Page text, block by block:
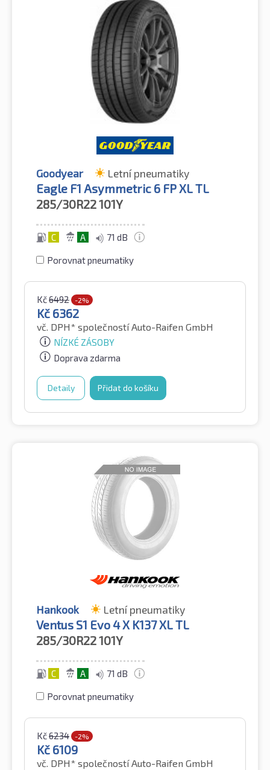
Goodyear Letní pneumatiky
Eagle F1 Asymmetric 6 FP XL TL
285/30R22101Y
C A 71 dB
Porovnat pneumatiky
Kč6492 -2%
Kč 6362
vč. DPH* společností Auto-Raifen GmbH
NÍZKÉ ZÁSOBY
Doprava zdarma
Detaily Přidat do košíku
Hankook Letní pneumatiky
Ventus S1 Evo 4 X K137 XL TL
285/30R22101Y
C A 71 dB
Porovnat pneumatiky
Kč6234 -2%
Kč 6109
vč. DPH* společností Auto-Raifen GmbH